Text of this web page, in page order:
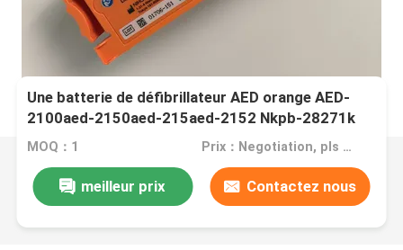
Une batterie de défibrillateur AED orange AED-
2100aed-2150aed-215aed-2152 Nkpb-28271k
X217A
MOQ：1 Prix：Negotiation, pls contact me
meilleur prix Contactez nous